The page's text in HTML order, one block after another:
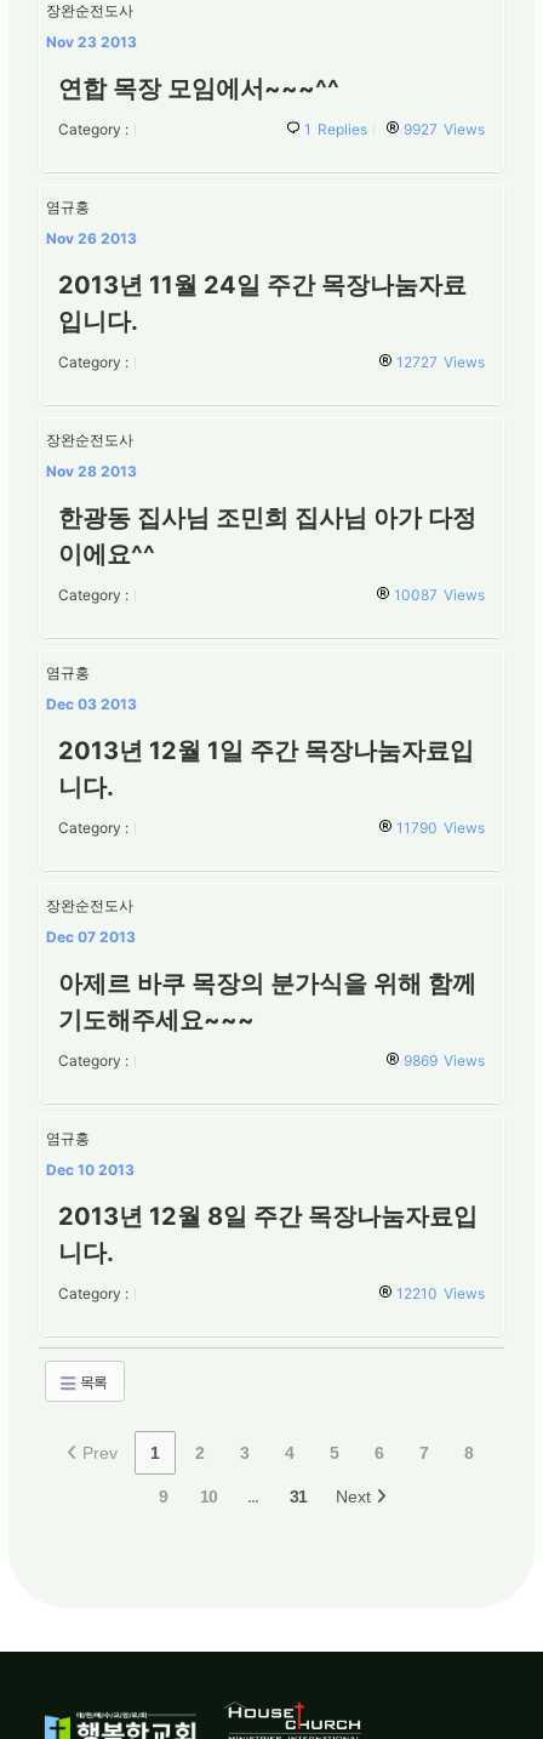
장완순전도사
Nov 23 2013
연합 목장 모임에서~~~^^
Category : 1 Replies 9927 Views
염규홍
Nov 26 2013
2013년 11월 24일 주간 목장나눔자료
입니다.
Category : 12727 Views
장완순전도사
Nov 28 2013
한광동 집사님 조민희 집사님 아가 다정
이에요^^
Category : 10087 Views
염규홍
Dec 03 2013
2013년 12월 1일 주간 목장나눔자료입
니다.
Category : 11790 Views
장완순전도사
Dec 07 2013
아제르 바쿠 목장의 분가식을 위해 함께
기도해주세요~~~
Category : 9869 Views
염규홍
Dec 10 2013
2013년 12월 8일 주간 목장나눔자료입
니다.
Category : 12210 Views
목록
Prev 1 2 3 4 5 6 7 8
9 10 ... 31 Next